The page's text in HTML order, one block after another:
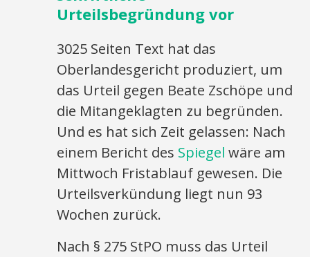
Urteilsbegründung vor
3025 Seiten Text hat das
Oberlandesgericht produziert, um
das Urteil gegen Beate Zschöpe und
die Mitangeklagten zu begründen.
Und es hat sich Zeit gelassen: Nach
einem Bericht des Spiegelwäre am
Mittwoch Fristablauf gewesen. Die
Urteilsverkündung liegt nun 93
Wochen zurück.
Nach § 275 StPO muss das Urteil